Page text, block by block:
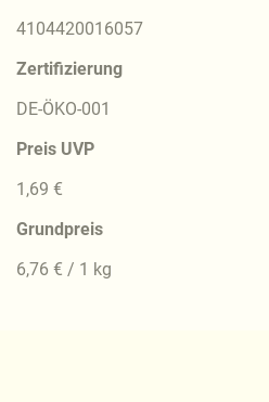
4104420016057
Zertifizierung
DE-ÖKO-001
Preis UVP
1,69 €
Grundpreis
6,76 € / 1 kg